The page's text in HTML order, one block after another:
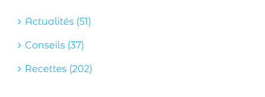
Actualités (51)
Conseils (37)
Recettes (202)